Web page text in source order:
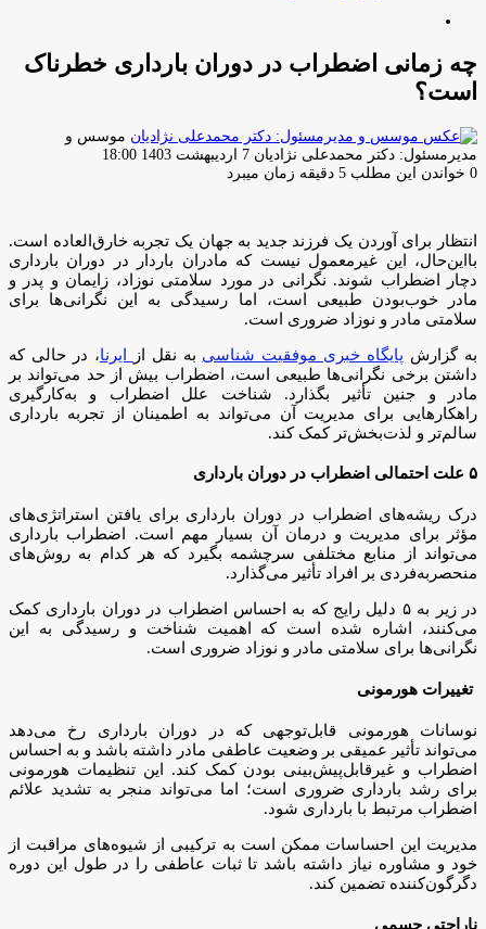
چه زمانی اضطراب در دوران بارداری خطرناک
است؟
موسس و
مدیرمسئول: دکتر محمدعلی نژادیان ارسال
ایمیل
7 اردیبهشت 1403 18:00
0 خواندن این مطلب 5 دقیقه زمان میبرد
انتظار برای آوردن یک فرزند جدید به جهان یک تجربه خارق‌العاده است.
بااین‌حال، این غیرمعمول نیست که مادران باردار در دوران بارداری
دچار اضطراب شوند. نگرانی در مورد سلامتی نوزاد، زایمان و پدر و
مادر خوب‌بودن طبیعی است، اما رسیدگی به این نگرانی‌ها برای
سلامتی مادر و نوزاد ضروری است.
به گزارش پایگاه خبری موفقیت شناسی به نقل از ایرنا، در حالی که
داشتن برخی نگرانی‌ها طبیعی است، اضطراب بیش از حد می‌تواند بر
مادر و جنین تأثیر بگذارد. شناخت علل اضطراب و به‌کارگیری
راهکارهایی برای مدیریت آن می‌تواند به اطمینان از تجربه بارداری
سالم‌تر و لذت‌بخش‌تر کمک کند.
۵ علت احتمالی اضطراب در دوران بارداری
درک ریشه‌های اضطراب در دوران بارداری برای یافتن استراتژی‌های
مؤثر برای مدیریت و درمان آن بسیار مهم است. اضطراب بارداری
می‌تواند از منابع مختلفی سرچشمه بگیرد که هر کدام به روش‌های
منحصربه‌فردی بر افراد تأثیر می‌گذارد.
در زیر به ۵ دلیل رایج که به احساس اضطراب در دوران بارداری کمک
می‌کنند، اشاره شده است که اهمیت شناخت و رسیدگی به این
نگرانی‌ها برای سلامتی مادر و نوزاد ضروری است.
تغییرات هورمونی
نوسانات هورمونی قابل‌توجهی که در دوران بارداری رخ می‌دهد
می‌تواند تأثیر عمیقی بر وضعیت عاطفی مادر داشته باشد و به احساس
اضطراب و غیرقابل‌پیش‌بینی بودن کمک کند. این تنظیمات هورمونی
برای رشد بارداری ضروری است؛ اما می‌تواند منجر به تشدید علائم
اضطراب مرتبط با بارداری شود.
مدیریت این احساسات ممکن است به ترکیبی از شیوه‌های مراقبت از
خود و مشاوره نیاز داشته باشد تا ثبات عاطفی را در طول این دوره
دگرگون‌کننده تضمین کند.
ناراحتی جسمی